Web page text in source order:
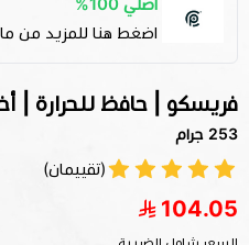
أصلي 100%
اضغط هنا للمزيد من
فريسكو | حافظ للحرارة |
253 جرام
(تقييمان)
104.05